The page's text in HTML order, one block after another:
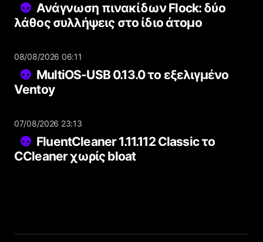
Ανάγνωση πινακίδων Flock: δύο
λάθος συλλήψεις στο ίδιο άτομο
08/08/2026 06:11
MultiOS-USB 0.13.0 το εξελιγμένο
Ventoy
07/08/2026 23:13
FluentCleaner 1.11.112 Classic το
CCleaner χωρίς bloat